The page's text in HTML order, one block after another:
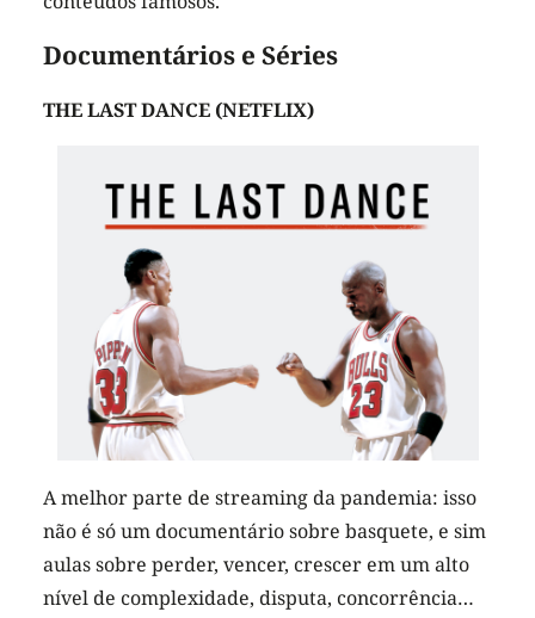
Documentários e Séries
THE LAST DANCE (NETFLIX)
A melhor parte de streaming da pandemia: isso
não é só um documentário sobre basquete, e sim
aulas sobre perder, vencer, crescer em um alto
nível de complexidade, disputa, concorrência…